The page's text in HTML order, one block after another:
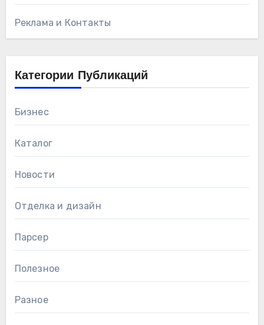
Реклама и Контакты
Категории Публикаций
Бизнес
Каталог
Новости
Отделка и дизайн
Парсер
Полезное
Разное